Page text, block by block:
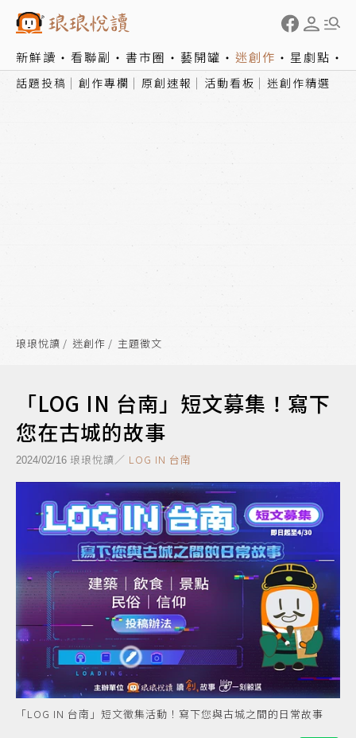
新鮮讀 看聯副 書市圈 藝開罐 迷創作 星劇點
話題投稿 創作專欄 原創速報 活動看板 迷創作精選
琅琅悅讀 迷創作 主題徵文
「LOG IN 台南」短文募集！寫下
您在古城的故事
2024/02/16 琅琅悅讀／ LOG IN 台南
「LOG IN 台南」短文徵集活動！寫下您與古城之間的日常故事